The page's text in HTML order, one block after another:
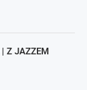
| Z JAZZEM